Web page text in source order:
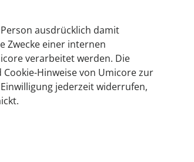
ausdrücklich damit
Zwecke einer internen
verarbeitet werden. Die
Hinweise von Umicore zur
jederzeit widerrufen,